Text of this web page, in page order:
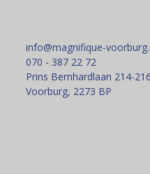
info@magnifique-
070 - 387 22 72
Prins Bernhardlaan 214-
Voorburg, 2273 BP